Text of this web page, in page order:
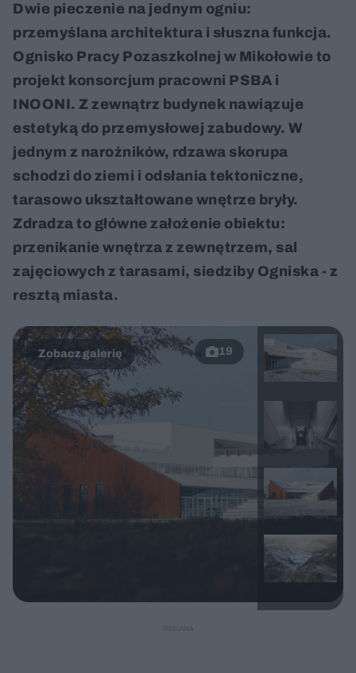
Dwie pieczenie na jednym ogniu:
przemyślana architektura i słuszna funkcja.
Ognisko Pracy Pozaszkolnej w Mikołowie to
projekt konsorcjum pracowni PSBA i
INOONI. Z zewnątrz budynek nawiązuje
estetyką do przemysłowej zabudowy. W
jednym z narożników, rdzawa skorupa
schodzi do ziemi i odsłania tektoniczne,
tarasowo ukształtowane wnętrze bryły.
Zdradza to główne założenie obiektu:
przenikanie wnętrza z zewnętrzem, sal
zajęciowych z tarasami, siedziby Ogniska - z
resztą miasta.
19